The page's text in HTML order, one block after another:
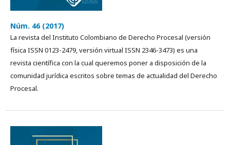
Núm. 46 (2017)
La revista del Instituto Colombiano de Derecho Procesal (versión
física ISSN 0123-2479, versión virtual ISSN 2346-3473) es una
revista cientí­fica con la cual queremos poner a disposición de la
comunidad jurídica escritos sobre temas de actualidad del Derecho
Procesal.